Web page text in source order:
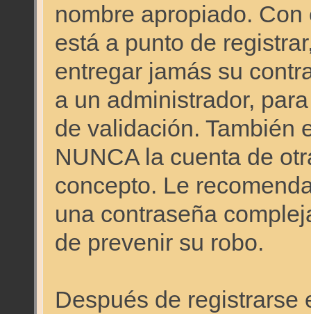
nombre apropiado.
está a punto de
entregar jamás su
a un administrador,
de validación. También
NUNCA la cuenta de
concepto. Le
una contraseña
de prevenir su robo.
Después de registrarse